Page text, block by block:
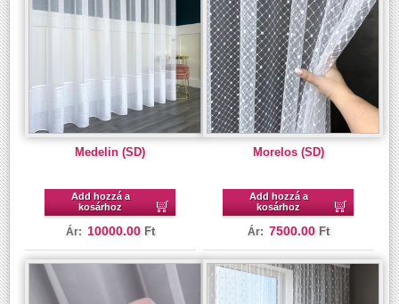
Medelin (SD)
Add hozzá a
kosárhoz
Ár: 10000.00 Ft
Morelos (SD)
Add hozzá a
kosárhoz
Ár: 7500.00 Ft